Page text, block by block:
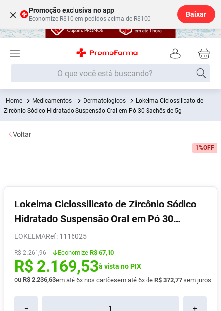
× Promoção exclusiva no app
Economize R$10 em pedidos acima de R$100
Baixar
O que você está buscando?
Medicamentos Dermatológicos
Lokelma Ciclossilicato de
Zircônio Sódico Hidratado Suspensão Oral em Pó 30 Sachês de 5g
1%OFF
Lokelma Ciclossilicato de Zircônio Sódico
Hidratado Suspensão Oral em Pó 30
Sachês de 5g
LOKELMA : 1116025
R$ 2.261,96 Economize R$ 67,10
R$ 2.169,53à vista no PIX
ou R$ 2.236,63em até 6x nos cartõesem até 6x de R$ 372,77 sem juros
＋
－
Voltar
Termos mais buscados
1º Fralda
2
5º Fralda G
6º Shampoo
7º Desodorante
8 º Absorvente
9º Lavitan
10 º Vitamina D